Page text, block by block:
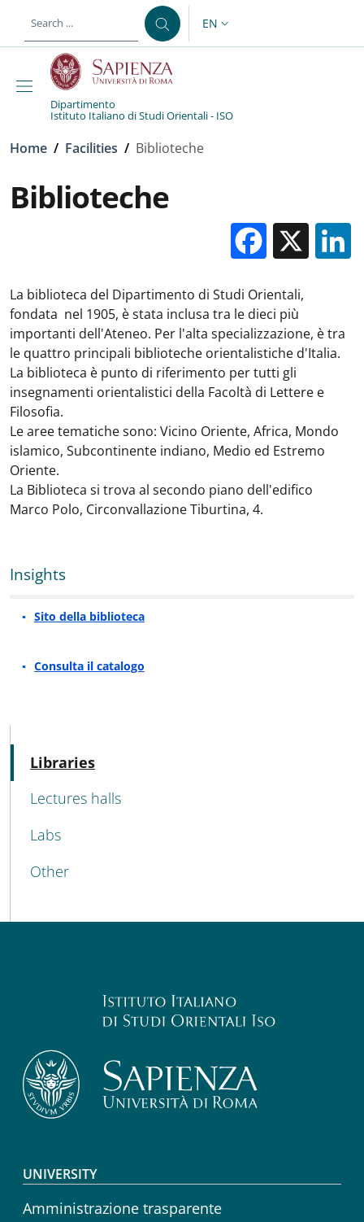
LANGUAGE SWITCHER:
EN
Dipartimento
Istituto Italiano di Studi Orientali - ISO
Breadcrumb
Home / Facilities / Biblioteche
Biblioteche
X
La biblioteca del Dipartimento di Studi Orientali,
fondata nel 1905, è stata inclusa tra le dieci più
importanti dell'Ateneo. Per l'alta specializzazione, è tra
le quattro principali biblioteche orientalistiche d'Italia.
La biblioteca è punto di riferimento per tutti gli
insegnamenti orientalistici della Facoltà di Lettere e
Filosofia.
Le aree tematiche sono: Vicino Oriente, Africa, Mondo
islamico, Subcontinente indiano, Medio ed Estremo
Oriente.
La Biblioteca si trova al secondo piano dell'edifico
Marco Polo, Circonvallazione Tiburtina, 4.
Insights
Sito della biblioteca
Consulta il catalogo
MENU CEV SECOND NAVIGATION
Libraries
Lectures halls
Labs
Other
Footer menu
UNIVERSITY
Amministrazione trasparente